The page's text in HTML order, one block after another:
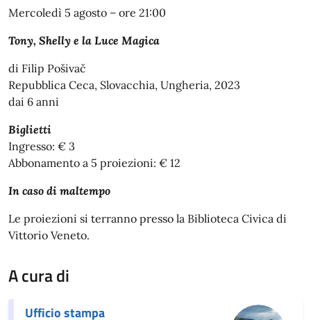
Mercoledì 5 agosto – ore 21:00
Tony, Shelly e la Luce Magica
di Filip Pošivač
Repubblica Ceca, Slovacchia, Ungheria, 2023
dai 6 anni
Biglietti
Ingresso: € 3
Abbonamento a 5 proiezioni: € 12
In caso di maltempo
Le proiezioni si terranno presso la Biblioteca Civica di
Vittorio Veneto.
A cura di
Ufficio stampa